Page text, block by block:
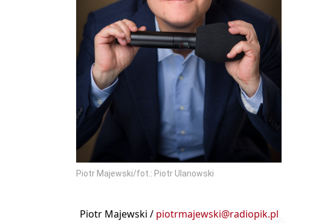
Piotr Majewski/fot.: Piotr Ulanowski
Piotr Majewski / piotrmajewski@radiopik.pl